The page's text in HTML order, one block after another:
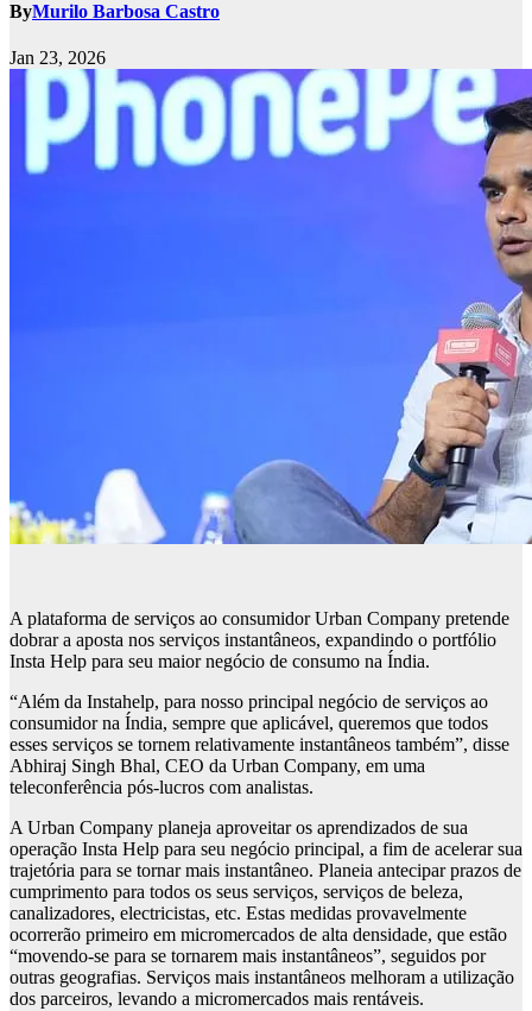
ByMurilo Barbosa Castro
Jan 23, 2026
A plataforma de serviços ao consumidor Urban Company pretende
dobrar a aposta nos serviços instantâneos, expandindo o portfólio
Insta Help para seu maior negócio de consumo na Índia.
“Além da Instahelp, para nosso principal negócio de serviços ao
consumidor na Índia, sempre que aplicável, queremos que todos
esses serviços se tornem relativamente instantâneos também”, disse
Abhiraj Singh Bhal, CEO da Urban Company, em uma
teleconferência pós-lucros com analistas.
A Urban Company planeja aproveitar os aprendizados de sua
operação Insta Help para seu negócio principal, a fim de acelerar sua
trajetória para se tornar mais instantâneo. Planeia antecipar prazos de
cumprimento para todos os seus serviços, serviços de beleza,
canalizadores, electricistas, etc. Estas medidas provavelmente
ocorrerão primeiro em micromercados de alta densidade, que estão
“movendo-se para se tornarem mais instantâneos”, seguidos por
outras geografias. Serviços mais instantâneos melhoram a utilização
dos parceiros, levando a micromercados mais rentáveis.